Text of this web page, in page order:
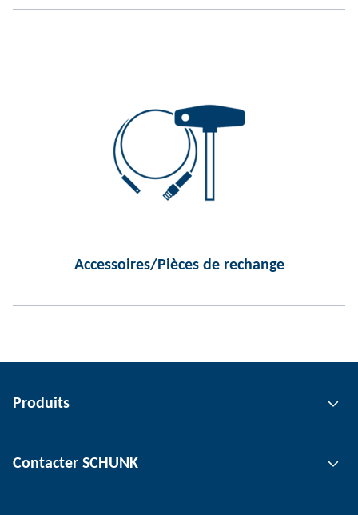
Accessoires/Pièces de rechange
Produits
Technologie d'automatisation
Contacter SCHUNK